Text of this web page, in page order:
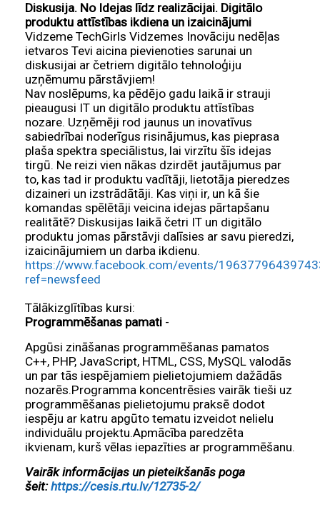
Diskusija. No Idejas līdz realizācijai. Digitālo
produktu attīstības ikdiena un izaicinājumi
Vidzeme TechGirls Vidzemes Inovāciju nedēļas
ietvaros Tevi aicina pievienoties sarunai un
diskusijai ar četriem digitālo tehnoloģiju
uzņēmumu pārstāvjiem!
Nav noslēpums, ka pēdējo gadu laikā ir strauji
pieaugusi IT un digitālo produktu attīstības
nozare. Uzņēmēji rod jaunus un inovatīvus
sabiedrībai noderīgus risinājumus, kas pieprasa
plaša spektra speciālistus, lai virzītu šīs idejas
tirgū. Ne reizi vien nākas dzirdēt jautājumus par
to, kas tad ir produktu vadītāji, lietotāja pieredzes
dizaineri un izstrādātāji. Kas viņi ir, un kā šie
komandas spēlētāji veicina idejas pārtapšanu
realitātē? Diskusijas laikā četri IT un digitālo
produktu jomas pārstāvji dalīsies ar savu pieredzi,
izaicinājumiem un darba ikdienu.
https://www.facebook.com/events/
ref=newsfeed
Tālākizglītības kursi:
Programmēšanas pamati -
Apgūsi zināšanas programmēšanas pamatos
C++, PHP, JavaScript, HTML, CSS, MySQL valodās
un par tās iespējamiem pielietojumiem dažādās
nozarēs.Programma koncentrēsies vairāk tieši uz
programmēšanas pielietojumu praksē dodot
iespēju ar katru apgūto tematu izveidot nelielu
individuālu projektu.Apmācība paredzēta
ikvienam, kurš vēlas iepazīties ar programmēšanu.
Vairāk informācijas un pieteikšanās poga
šeit:https://cesis.rtu.lv/12735-2/